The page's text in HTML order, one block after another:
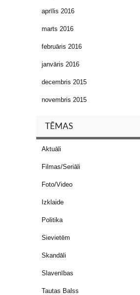
aprīlis 2016
marts 2016
februāris 2016
janvāris 2016
decembris 2015
novembris 2015
TĒMAS
Aktuāli
Filmas/Seriāli
Foto/Video
Izklaide
Politika
Sievietēm
Skandāli
Slavenības
Tautas Balss